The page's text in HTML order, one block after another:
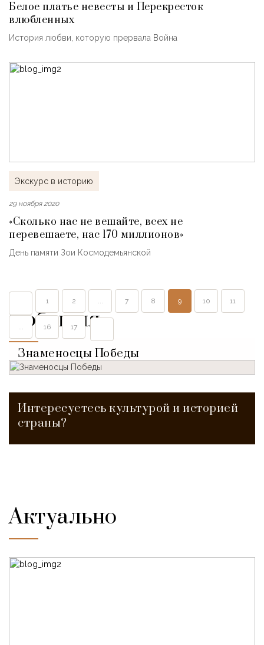
Белое платье невесты и Перекресток
влюбленных
История любви, которую прервала Война
Экскурс в историю
29 ноября 2020
«Сколько нас не вешайте, всех не
перевешаете, нас 170 миллионов»
День памяти Зои Космодемьянской
1 2 ... 7 8 9 10 11
... 16 17
События
Знаменосцы Победы
Интересуетесь культурой и историей
страны?
Актуально